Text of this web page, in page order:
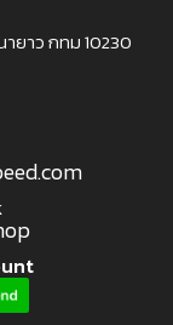
ยาว กทม 10230